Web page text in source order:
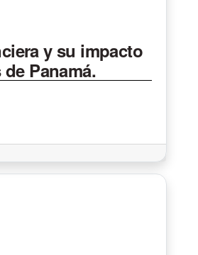
y su impacto
Panamá.